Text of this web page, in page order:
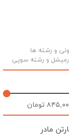
و رشته ها
و رشته سوپی
مادر